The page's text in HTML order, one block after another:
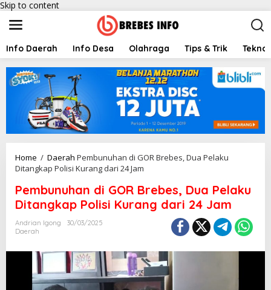
Skip to content
Info Daerah Info Desa Olahraga Tips & Trik
Home / Daerah Pembunuhan di GOR Brebes, Dua Pelaku
Ditangkap Polisi Kurang dari 24 Jam
Pembunuhan di GOR Brebes, Dua Pelaku
Ditangkap Polisi Kurang dari 24 Jam
Andrian Igong
30/03/2025
Daerah